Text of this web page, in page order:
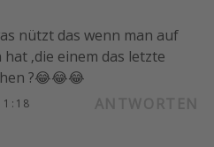
nützt das wenn man auf
,die einem das letzte
?😂😂😂